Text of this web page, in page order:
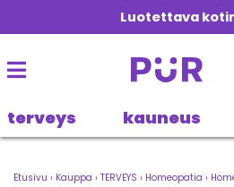
Luotettava
terveys kauneus
Etusivu › Kauppa › TERVEYS › Homeopatia ›